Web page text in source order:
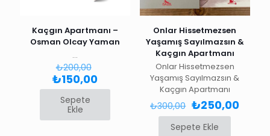
Kaçgın Apartmanı –
Osman Olcay Yaman
…
₺200,00
fiyat:
₺200,00.
₺150,00Şu
andaki
Sepete
Ekle
Onlar Hissetmezsen
Yaşamış Sayılmazsın &
Kaçgın Apartmanı
Onlar Hissetmezsen
Yaşamış Sayılmazsın &
Kaçgın Apartmanı
₺300,00 Orijinal
fiyat:
₺300,00.
₺250,00Şu
Sepete Ekle